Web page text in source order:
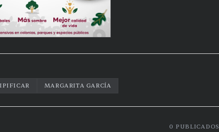
MARGARITA GARCÍA
0 PUBLICADOS